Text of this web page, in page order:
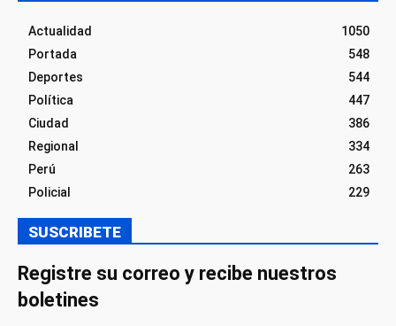
Actualidad
1050
Portada
548
Deportes
544
Política
447
Ciudad
386
Regional
334
Perú
263
Policial
229
SUSCRIBETE
Registre su correo y recibe nuestros
boletines